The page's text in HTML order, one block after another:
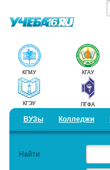
КГМУ КГАУ
КГЭУ ПГФА
ВУЗы Колледжи
Добавить уч. заведение
Найти